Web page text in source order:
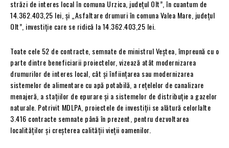
străzi de interes local în comuna Urzica, județul Olt”, în cuantum de
14.362.403,25 lei, și „Asfaltare drumuri în comuna Valea Mare, județul
Olt”, investiție care se ridică la 14.362.403,25 lei.
Toate cele 52 de contracte, semnate de ministrul Veștea, împreună cu o
parte dintre beneficiarii proiectelor, vizează atât modernizarea
drumurilor de interes local, cât și înființarea sau modernizarea
sistemelor de alimentare cu apă potabilă, a rețelelor de canalizare
menajeră, a stațiilor de epurare și a sistemelor de distribuție a gazelor
naturale. Potrivit MDLPA, proiectele de investiții se alătură celorlalte
3.416 contracte semnate până în prezent, pentru dezvoltarea
localităților și creșterea calității vieții oamenilor.